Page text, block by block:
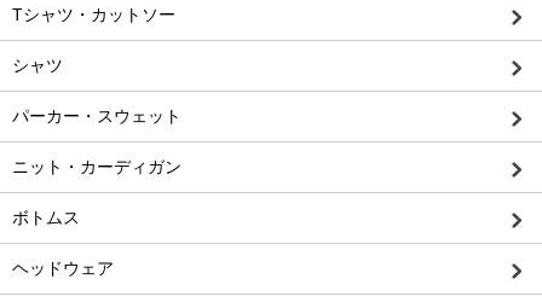
Tシャツ・カットソー
シャツ
パーカー・スウェット
ニット・カーディガン
ボトムス
ヘッドウェア